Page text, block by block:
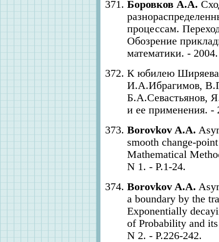
Боровков А.А.
процессам.
Обозрение
математики. -
К юбилею
И.А.Ибрагимов,
Б.А.Севастьянов,
и ее применения.
Borovkov A.A.
smooth change-
Mathematical
N 1. - P.1-24.
Borovkov A.A.
a boundary by the
Exponentially
of Probability and
N 2. - P.226-242.